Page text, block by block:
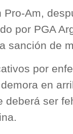
Am,
por PGA
sanción de
por
en
deberá ser